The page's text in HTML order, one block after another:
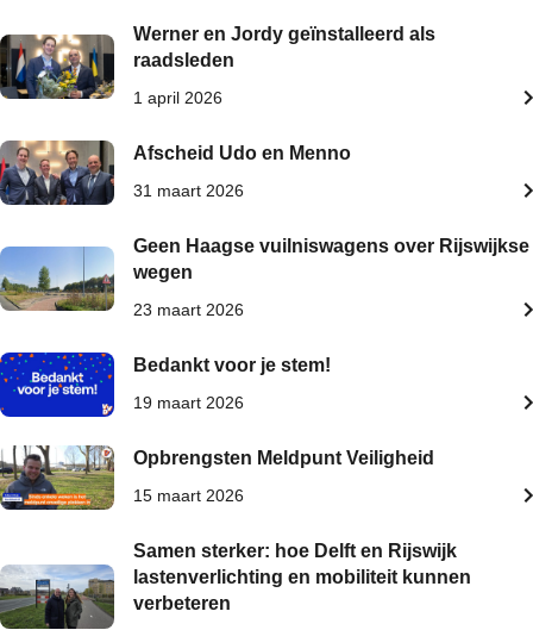
Werner en Jordy geïnstalleerd als
raadsleden
1 april 2026
Afscheid Udo en Menno
31 maart 2026
Geen Haagse vuilniswagens over Rijswijkse
wegen
23 maart 2026
Bedankt voor je stem!
19 maart 2026
Opbrengsten Meldpunt Veiligheid
15 maart 2026
Samen sterker: hoe Delft en Rijswijk
lastenverlichting en mobiliteit kunnen
verbeteren